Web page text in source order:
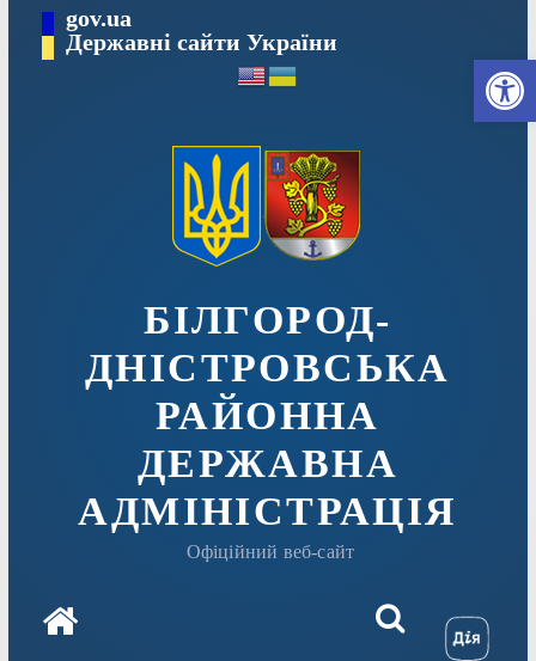
вмісту
gov.ua
Державні сайти України
БІЛГОРОД-
ДНІСТРОВСЬКА
РАЙОННА
ДЕРЖАВНА
АДМІНІСТРАЦІЯ
Офіційний веб-сайт